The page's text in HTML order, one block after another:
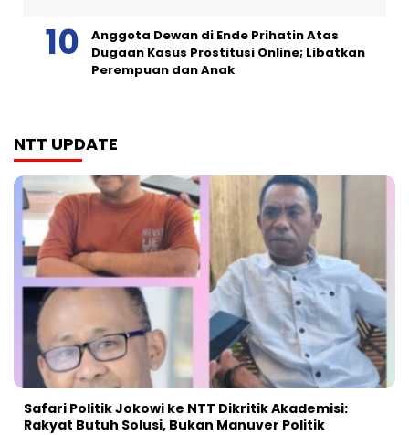
Anggota Dewan di Ende Prihatin Atas
Dugaan Kasus Prostitusi Online; Libatkan
Perempuan dan Anak
NTT UPDATE
Safari Politik Jokowi ke NTT Dikritik Akademisi:
Rakyat Butuh Solusi, Bukan Manuver Politik